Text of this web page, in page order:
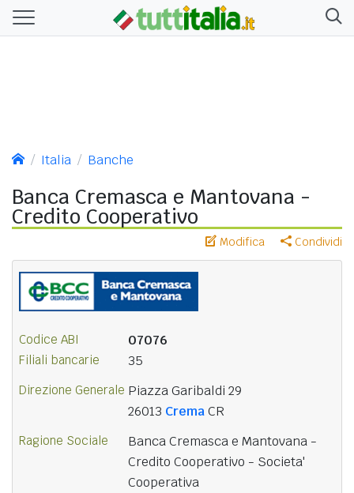
Italia Banche
Banca Cremasca e Mantovana -
Credito Cooperativo
Modifica Condividi
Codice ABI 07076
Filiali bancarie 35
Direzione Generale Piazza Garibaldi 29
26013 CremaCR
Ragione Sociale
Banca Cremasca e Mantovana -
Credito Cooperativo - Societa'
Cooperativa